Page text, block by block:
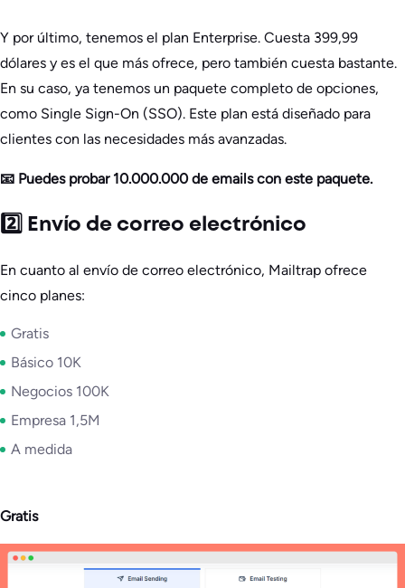
Y por último, tenemos el plan Enterprise. Cuesta 399,99
dólares y es el que más ofrece, pero también cuesta bastante.
En su caso, ya tenemos un paquete completo de opciones,
como Single Sign-On (SSO). Este plan está diseñado para
clientes con las necesidades más avanzadas.
📧 Puedes probar 10.000.000 de emails con este paquete.
2️⃣ Envío de correo electrónico
En cuanto al envío de correo electrónico, Mailtrap ofrece
cinco planes:
Gratis
Básico 10K
Negocios 100K
Empresa 1,5M
A medida
Gratis